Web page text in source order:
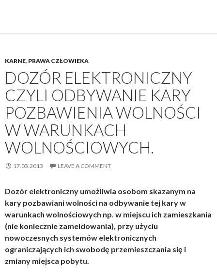
KARNE, PRAWA CZŁOWIEKA
DOZÓR ELEKTRONICZNY
CZYLI ODBYWANIE KARY
POZBAWIENIA WOLNOŚCI
W WARUNKACH
WOLNOŚCIOWYCH.
17.03.2013 LEAVE A COMMENT
Dozór elektroniczny umożliwia osobom skazanym na
kary pozbawiani wolności na odbywanie tej kary w
warunkach wolnościowych np. w miejscu ich zamieszkania
(nie koniecznie zameldowania), przy użyciu
nowoczesnych systemów elektronicznych
ograniczających ich swobodę przemieszczania się i
zmiany miejsca pobytu.